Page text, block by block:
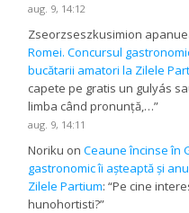
aug. 9, 14:12
Zseorzseszkusimion
Romei. Concursul
bucătarii amatori la Zilele
capete pe gratis un gulyás
limba când pronunță,…”
aug. 9, 14:11
Noriku onCeaune încinse în
gastronomic îi așteaptă și
Zilele Partium: “Pe cine
hunohortisti?”